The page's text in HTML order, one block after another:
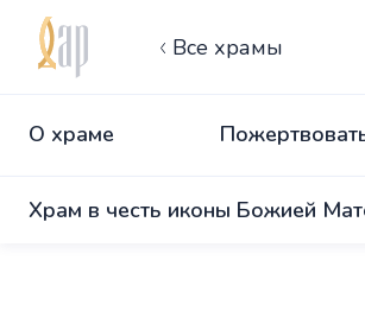
Все храмы
О храме
Храм в честь иконы Божией